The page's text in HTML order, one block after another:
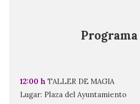
Programa
12:00 h TALLER DE MAGIA
Lugar: Plaza del Ayuntamiento